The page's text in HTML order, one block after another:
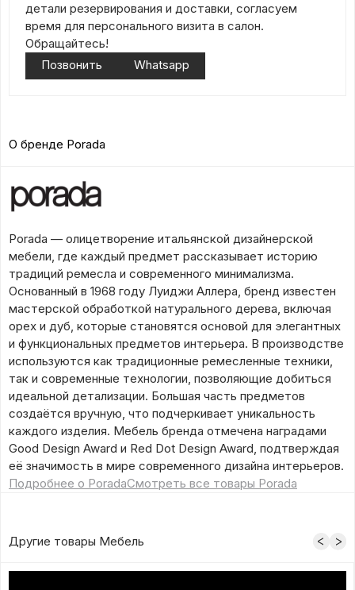
детали резервирования и доставки, согласуем
время для персонального визита в салон.
Обращайтесь!
Позвонить
Whatsapp
О бренде Porada
Porada — олицетворение итальянской дизайнерской
мебели, где каждый предмет рассказывает историю
традиций ремесла и современного минимализма.
Основанный в 1968 году Луиджи Аллера, бренд известен
мастерской обработкой натурального дерева, включая
орех и дуб, которые становятся основой для элегантных
и функциональных предметов интерьера. В производстве
используются как традиционные ремесленные техники,
так и современные технологии, позволяющие добиться
идеальной детализации. Большая часть предметов
создаётся вручную, что подчеркивает уникальность
каждого изделия. Мебель бренда отмечена наградами
Good Design Award и Red Dot Design Award, подтверждая
её значимость в мире современного дизайна интерьеров.
Подробнее о PoradaСмотреть все товары Porada
Другие товары Мебель